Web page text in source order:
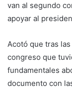
van al segundo
apoyar al
Acotó que tras
congreso que
fundamentales
documento con